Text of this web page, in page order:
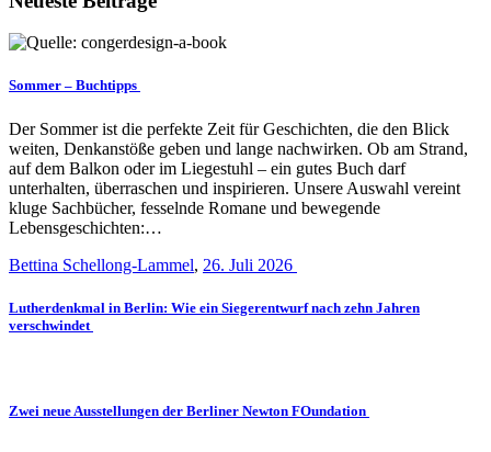
Sommer – Buchtipps
Der Sommer ist die perfekte Zeit für Geschichten, die den Blick
weiten, Denkanstöße geben und lange nachwirken. Ob am Strand,
auf dem Balkon oder im Liegestuhl – ein gutes Buch darf
unterhalten, überraschen und inspirieren. Unsere Auswahl vereint
kluge Sachbücher, fesselnde Romane und bewegende
Lebensgeschichten:…
Bettina Schellong-Lammel, 26. Juli 2026
Lutherdenkmal in Berlin: Wie ein Siegerentwurf nach zehn Jahren
verschwindet
Zwei neue Ausstellungen der Berliner Newton FOundation